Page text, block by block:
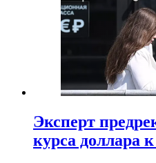
Эксперт
курса доллара